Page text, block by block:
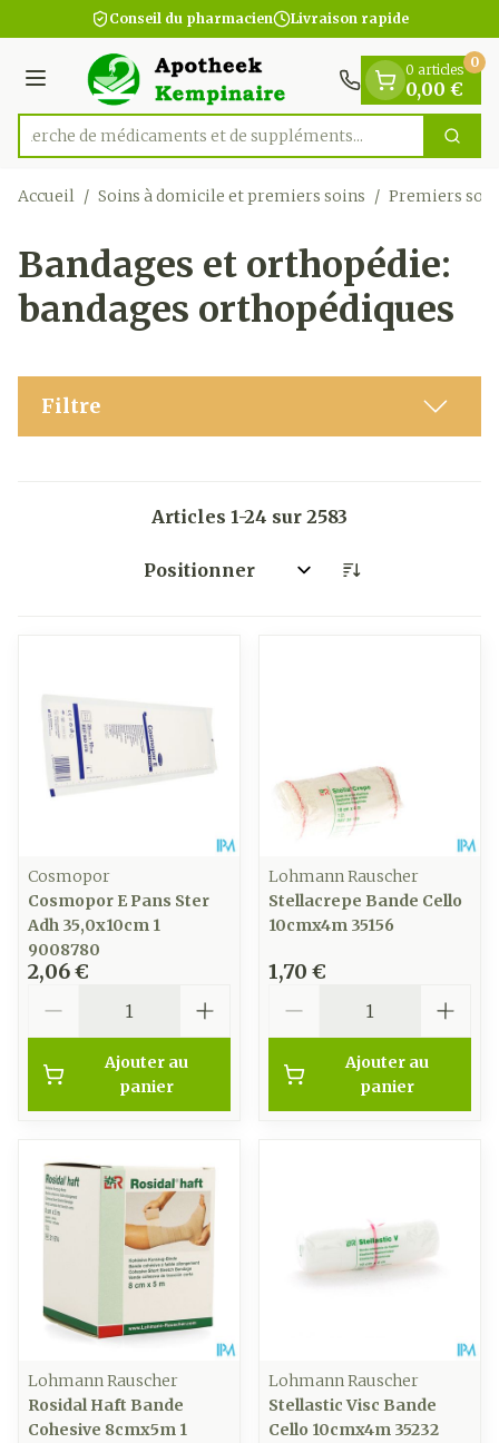
Aller au contenu
1 de 1
Conseil du pharmacien Livraison rapide
Menu
Rechercherde médicaments et de suppléments...
0 articles
0,00 €
0
Accueil / Soins à domicile et premiers soins / Premiers
Bandages et orthopédie:
bandages orthopédiques
Filtre
Articles 1-24 sur 2583
Trier par:
Cosmopor
Cosmopor E Pans Ster
Adh 35,0x10cm 1
9008780
2,06 €
Ajouter au
panier
Lohmann Rauscher
Stellacrepe Bande Cello
10cmx4m 35156
1,70 €
Ajouter au
panier
Lohmann Rauscher
Rosidal Haft Bande
Cohesive 8cmx5m 1
Lohmann Rauscher
Stellastic Visc Bande
Cello 10cmx4m 35232